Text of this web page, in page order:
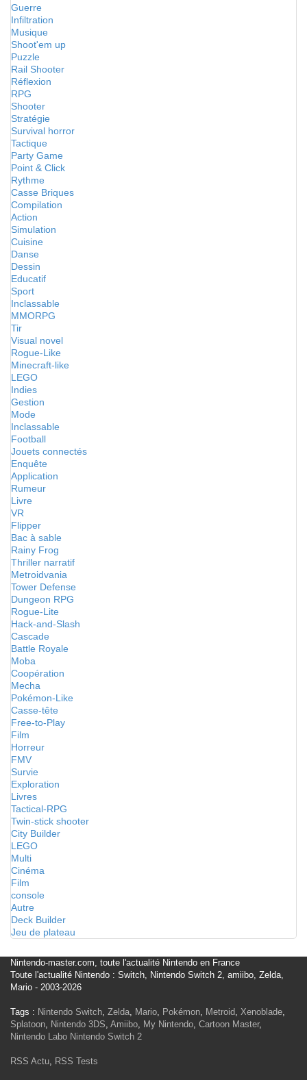
Guerre
Infiltration
Musique
Shoot'em up
Puzzle
Rail Shooter
Réflexion
RPG
Shooter
Stratégie
Survival horror
Tactique
Party Game
Point & Click
Rythme
Casse Briques
Compilation
Action
Simulation
Cuisine
Danse
Dessin
Educatif
Sport
Inclassable
MMORPG
Tir
Visual novel
Rogue-Like
Minecraft-like
LEGO
Indies
Gestion
Mode
Inclassable
Football
Jouets connectés
Enquête
Application
Rumeur
Livre
VR
Flipper
Bac à sable
Rainy Frog
Thriller narratif
Metroidvania
Tower Defense
Dungeon RPG
Rogue-Lite
Hack-and-Slash
Cascade
Battle Royale
Moba
Coopération
Mecha
Pokémon-Like
Casse-tête
Free-to-Play
Film
Horreur
FMV
Survie
Exploration
Livres
Tactical-RPG
Twin-stick shooter
City Builder
LEGO
Multi
Cinéma
Film
console
Autre
Deck Builder
Jeu de plateau
Nintendo-master.com, toute l'actualité Nintendo en France
Toute l'actualité Nintendo : Switch, Nintendo Switch 2, amiibo, Zelda,
Mario - 2003-2026
Tags : Nintendo Switch, Zelda, Mario, Pokémon, Metroid, Xenoblade,
Splatoon, Nintendo 3DS, Amiibo, My Nintendo, Cartoon Master,
Nintendo Labo Nintendo Switch 2
RSS Actu, RSS Tests